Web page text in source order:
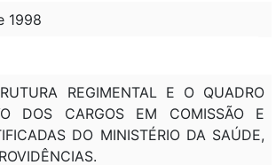
1998
REGIMENTAL E O QUADRO
DOS CARGOS EM COMISSÃO E
DO MINISTÉRIO DA SAÚDE,